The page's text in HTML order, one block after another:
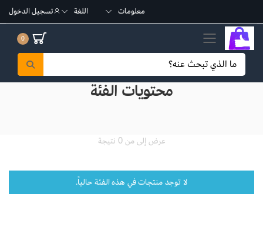
معلومات اللغة تسجيل الدخول
تبديل القائمة الجوال 0
محتويات الفئة
عرض إلى من 0 نتيجة
لا توجد منتجات في هذه الفئة حالياً.